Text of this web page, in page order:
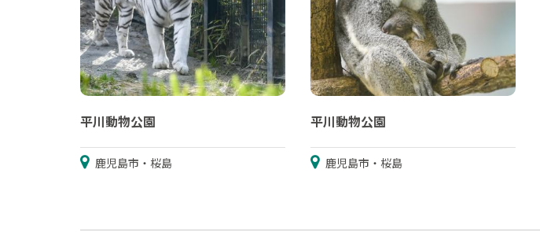
平川動物公園
鹿児島市・桜島
平川動物公園
鹿児島市・桜島